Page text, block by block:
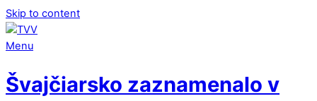
Skip to content
Menu
Švajčiarsko zaznamenalo v